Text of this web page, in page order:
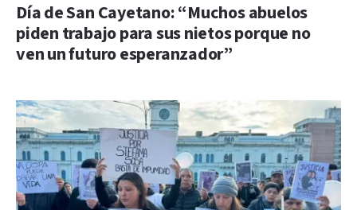
Día de San Cayetano: “Muchos abuelos
piden trabajo para sus nietos porque no
ven un futuro esperanzador”